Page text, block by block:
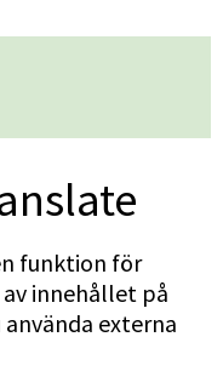
funktion för
innehållet på
använda externa